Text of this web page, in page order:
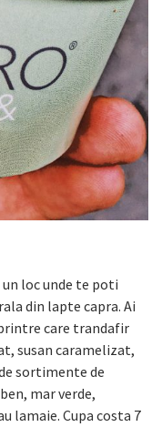
loc unde te poti
din lapte capra. Ai
care trandafir
susan caramelizat,
sortimente de
mar verde,
lamaie. Cupa costa 7